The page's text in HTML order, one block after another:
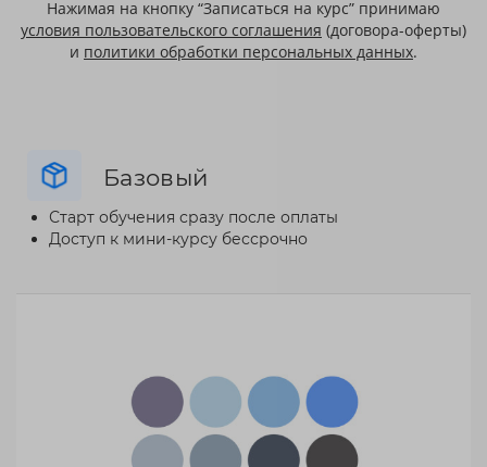
Базовый
Старт обучения сразу после оплаты
Доступ к мини-курсу бессрочно
Нажимая на кнопку “Записаться на курс” принимаю
условия пользовательского соглашения (договора-оферты)
и политики обработки персональных данных.